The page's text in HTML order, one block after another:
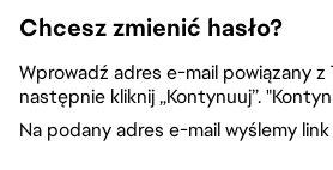
Chcesz zmienić hasło?
Wprowadź adres e-mail powiązany z
następnie kliknij „Kontynuuj”.
Na podany adres e-mail wyślemy link